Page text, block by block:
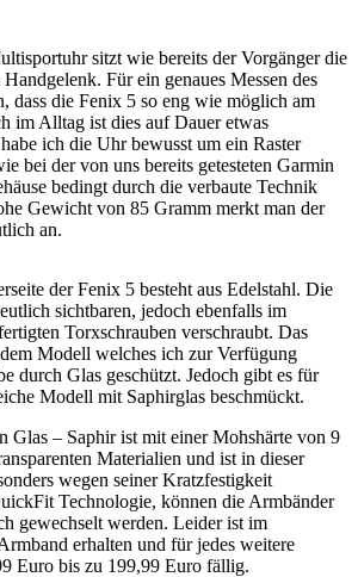
sitzt wie bereits der Vorgänger die
Für ein genaues Messen des
dass die Fenix 5 so eng wie möglich am
im Alltag ist dies auf Dauer etwas
ich die Uhr bewusst um ein Raster
bei der von uns bereits getesteten Garmin
bedingt durch die verbaute Technik
Gewicht von 85 Gramm merkt man der
an.
der Fenix 5 besteht aus Edelstahl. Die
sichtbaren, jedoch ebenfalls im
Torxschrauben verschraubt. Das
Modell welches ich zur Verfügung
durch Glas geschützt. Jedoch gibt es für
Modell mit Saphirglas beschmückt.
Glas – Saphir ist mit einer Mohshärte von 9
Materialien und ist in dieser
wegen seiner Kratzfestigkeit
Technologie, können die Armbänder
gewechselt werden. Leider ist im
erhalten und für jedes weitere
Euro bis zu 199,99 Euro fällig.